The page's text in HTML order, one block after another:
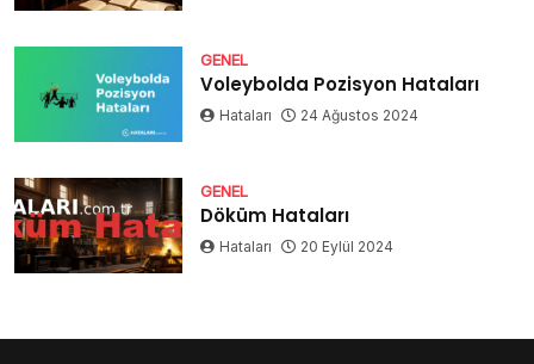
GENEL
Voleybolda Pozisyon Hataları
Hataları 24 Ağustos 2024
GENEL
Döküm Hataları
Hataları 20 Eylül 2024